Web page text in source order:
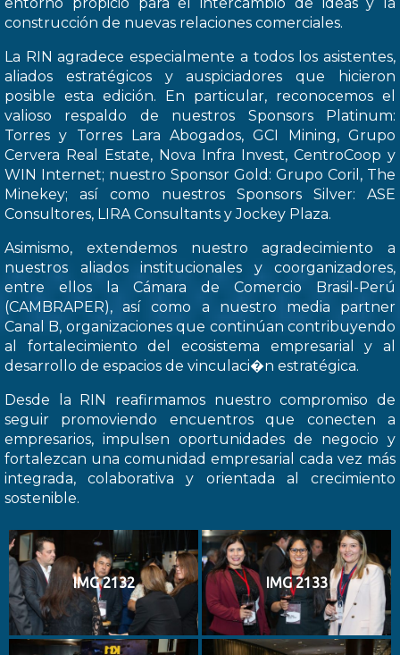
construcción de nuevas relaciones comerciales.
La RIN agradece especialmente a todos los asistentes,
aliados estratégicos y auspiciadores que hicieron
posible esta edición. En particular, reconocemos el
valioso respaldo de nuestros Sponsors Platinum:
Torres y Torres Lara Abogados, GCI Mining, Grupo
Cervera Real Estate, Nova Infra Invest, CentroCoop y
WIN Internet; nuestro Sponsor Gold: Grupo Coril, The
Minekey; así como nuestros Sponsors Silver: ASE
Consultores, LIRA Consultants y Jockey Plaza.
Asimismo, extendemos nuestro agradecimiento a
nuestros aliados institucionales y coorganizadores,
entre ellos la Cámara de Comercio Brasil-Perú
(CAMBRAPER), así como a nuestro media partner
Canal B, organizaciones que continúan contribuyendo
al fortalecimiento del ecosistema empresarial y al
desarrollo de espacios de vinculaci�n estratégica.
Desde la RIN reafirmamos nuestro compromiso de
seguir promoviendo encuentros que conecten a
empresarios, impulsen oportunidades de negocio y
fortalezcan una comunidad empresarial cada vez más
integrada, colaborativa y orientada al crecimiento
sostenible.
IMG 2132 IMG 2133